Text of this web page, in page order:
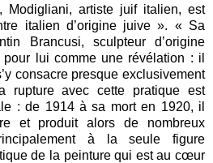
Modigliani, artiste juif italien, est
italien d’origine juive ». « Sa
Brancusi, sculpteur d’origine
lui comme une révélation : il
consacre presque exclusivement
rupture avec cette pratique est
: de 1914 à sa mort en 1920, il
et produit alors de nombreux
à la seule figure
de la peinture qui est au cœur